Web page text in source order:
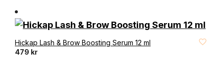
FAVORIT
Hickap Lash & Brow Boosting Serum 12 ml
479 kr